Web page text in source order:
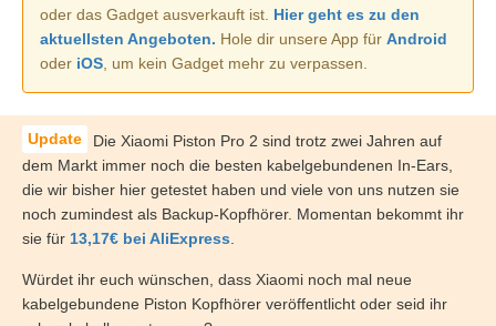
oder das Gadget ausverkauft ist. Hier geht es zu den
aktuellsten Angeboten. Hole dir unsere App für Android
oder iOS , um kein Gadget mehr zu verpassen.
Die Xiaomi Piston Pro 2 sind trotz zwei Jahren auf
dem Markt immer noch die besten kabelgebundenen In-Ears,
die wir bisher hier getestet haben und viele von uns nutzen sie
noch zumindest als Backup-Kopfhörer. Momentan bekommt ihr
sie für 13,17€ bei AliExpress
Würdet ihr euch wünschen, dass Xiaomi noch mal neue
kabelgebundene Piston Kopfhörer veröffentlicht oder seid ihr